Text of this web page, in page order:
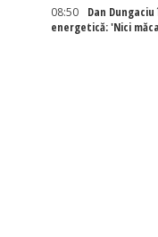
08:50
Dan
energetică: 'Nici